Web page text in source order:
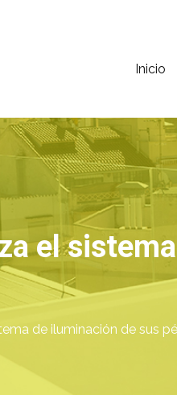
Inicio
el
de iluminación de sus